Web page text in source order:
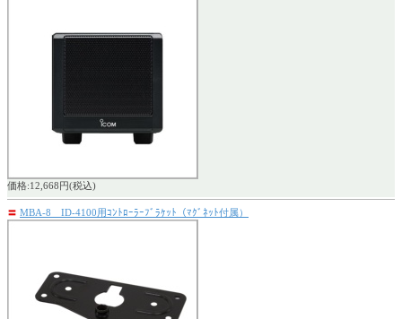
価格:12,668円(税込)
〓 MBA-8 ID-4100用ｺﾝﾄﾛｰﾗｰﾌﾞﾗｹｯﾄ（ﾏｸﾞﾈｯﾄ付属）